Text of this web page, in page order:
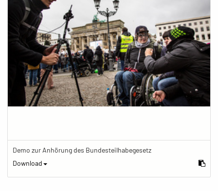
Demo zur Anhörung des Bundesteilhabegesetz
Download